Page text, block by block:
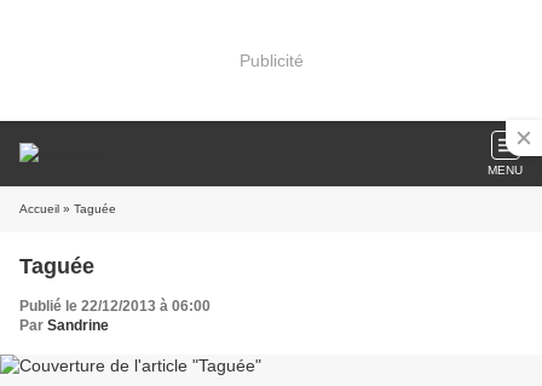
Publicité
MENU
Accueil » Taguée
Taguée
Publié le 22/12/2013 à 06:00
Par Sandrine